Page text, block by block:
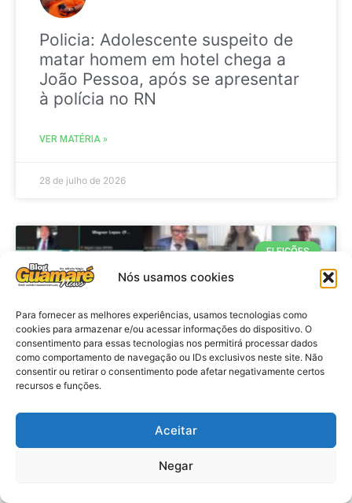
Nós usamos cookies
Para fornecer as melhores experiências, usamos tecnologias como
cookies para armazenar e/ou acessar informações do dispositivo. O
consentimento para essas tecnologias nos permitirá processar dados
como comportamento de navegação ou IDs exclusivos neste site. Não
consentir ou retirar o consentimento pode afetar negativamente certos
recursos e funções.
Aceitar
Negar
Policia: Adolescente suspeito de
matar homem em hotel chega a
João Pessoa, após se apresentar
à polícia no RN
VER MATÉRIA »
28 de julho de 2026
ELEIÇÕES
Eleições 2026: procuradores e
promotores eleitorais realizam
reunião de alinhamento no RN